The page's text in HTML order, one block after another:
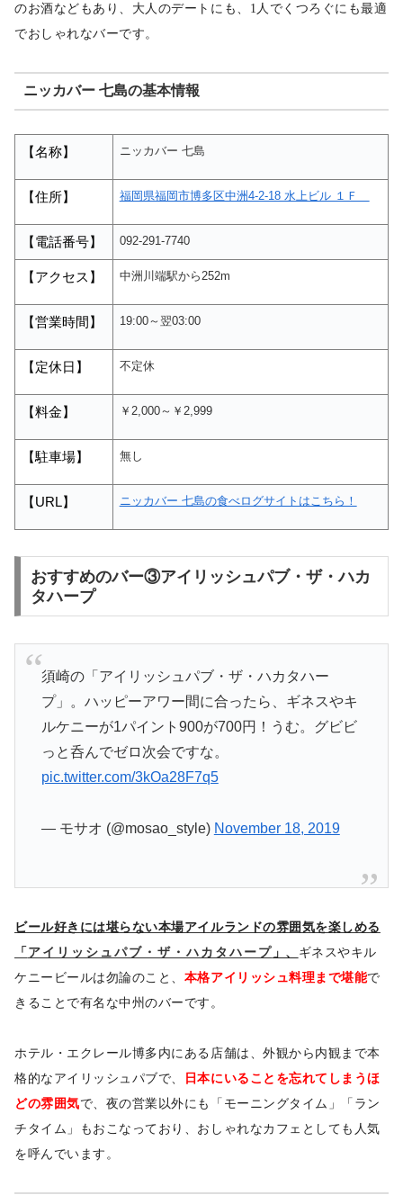
のお酒などもあり、大人のデートにも、 1人でくつろぐにも最適
でおしゃれなバーです。
ニッカバー 七島の基本情報
【名称】 ニッカバー 七島
【住所】 福岡県福岡市博多区中洲4-2-18 水上ビル １Ｆ
【電話番号】 092-291-7740
【アクセス】 中洲川端駅から252m
【営業時間】 19:00～翌03:00
【定休日】 不定休
【料金】 ￥2,000～￥2,999
【駐車場】 無し
【 URL】 ニッカバー 七島の食べログサイトはこちら！
おすすめのバー③アイリッシュパブ・ザ・ハカ
タハープ
須崎の「アイリッシュパブ・ザ・ハカタハー
プ」。ハッピーアワー間に合ったら、ギネスやキ
ルケニーが1パイント900が700円！うむ。グビビ
っと呑んでゼロ次会ですな。
pic.twitter.com/3kOa28F7q5
— モサオ (@mosao_style) November 18, 2019
ビール好きには堪らない本場アイルランドの雰囲気を楽しめる
「 アイリッシュパブ・ザ・ハカタハープ 」、 ギネスやキル
ケニービールは勿論のこと、 本格アイリッシュ料理まで堪能で
きることで有名な中州のバーです。
ホテル・エクレール博多内にある店舗は、外観から内観まで本
格的なアイリッシュパブで、
日本にいることを忘れてしまうほ
どの雰囲気で、夜の営業以外にも「モーニングタイム」「ラン
チタイム」もおこなっており、おしゃれなカフェとしても人気
を呼んでいます。